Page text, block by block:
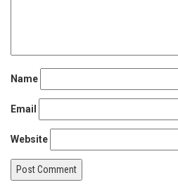
Name
Email
Website